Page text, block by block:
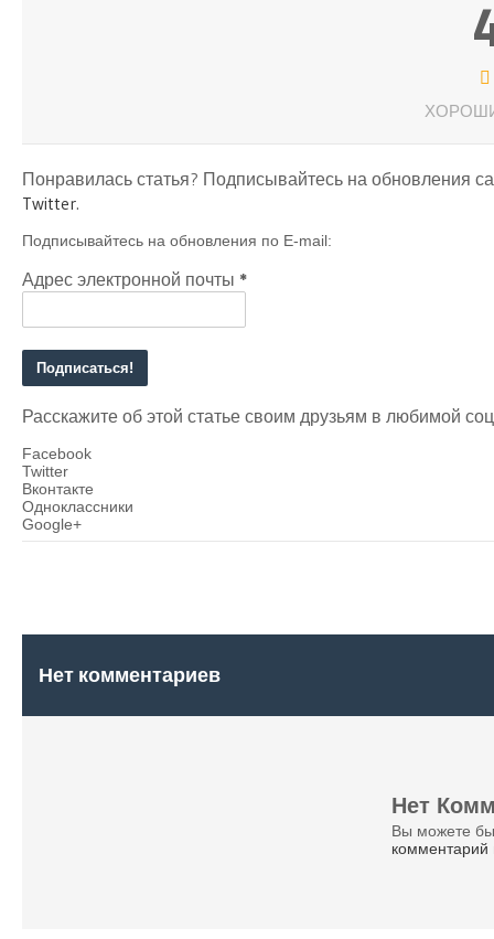
Понравилась статья? Подписывайтесь на обновления
Twitter.
Подписывайтесь на обновления по E-mail:
Адрес электронной почты *
Расскажите об этой статье своим друзьям в любимой
Facebook
Twitter
Вконтакте
Одноклассники
Google+
Нет комментариев
Нет
Вы можете
комментарий